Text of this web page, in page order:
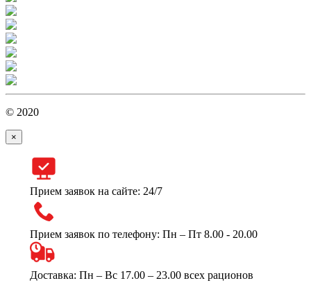
© 2020
×
Прием заявок на сайте: 24/7
Прием заявок по телефону: Пн – Пт 8.00 - 20.00
Доставка: Пн – Вс 17.00 – 23.00 всех рационов